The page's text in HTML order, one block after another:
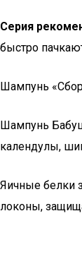
Серия
быстро
Шампунь
Шампунь
календулы,
Яичные белки
локоны,